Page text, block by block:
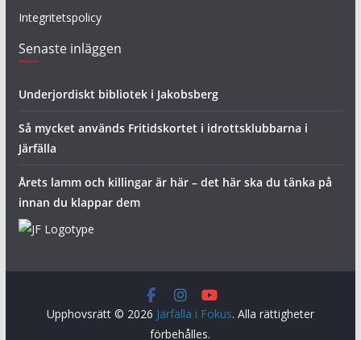
Integritetspolicy
Senaste inläggen
Underjordiskt bibliotek i Jakobsberg
Så mycket används Fritidskortet i idrottsklubbarna i
Järfälla
Årets lamm och killingar är här – det här ska du tänka på
innan du klappar dem
Upphovsrätt © 2026 Järfälla i Fokus. Alla rättigheter
förbehålles.